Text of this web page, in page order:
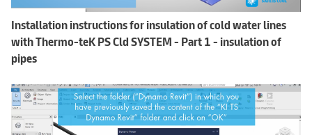
Installation instructions for insulation of cold water lines
with Thermo-teK PS Cld SYSTEM - Part 1 - insulation of
pipes